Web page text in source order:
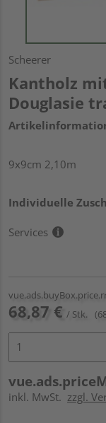
Scheerer
Kantholz
Douglasie
9x9cm 2,10m
Individuelle
Services
68,87 € / Stk.
inkl. MwSt. zzgl.